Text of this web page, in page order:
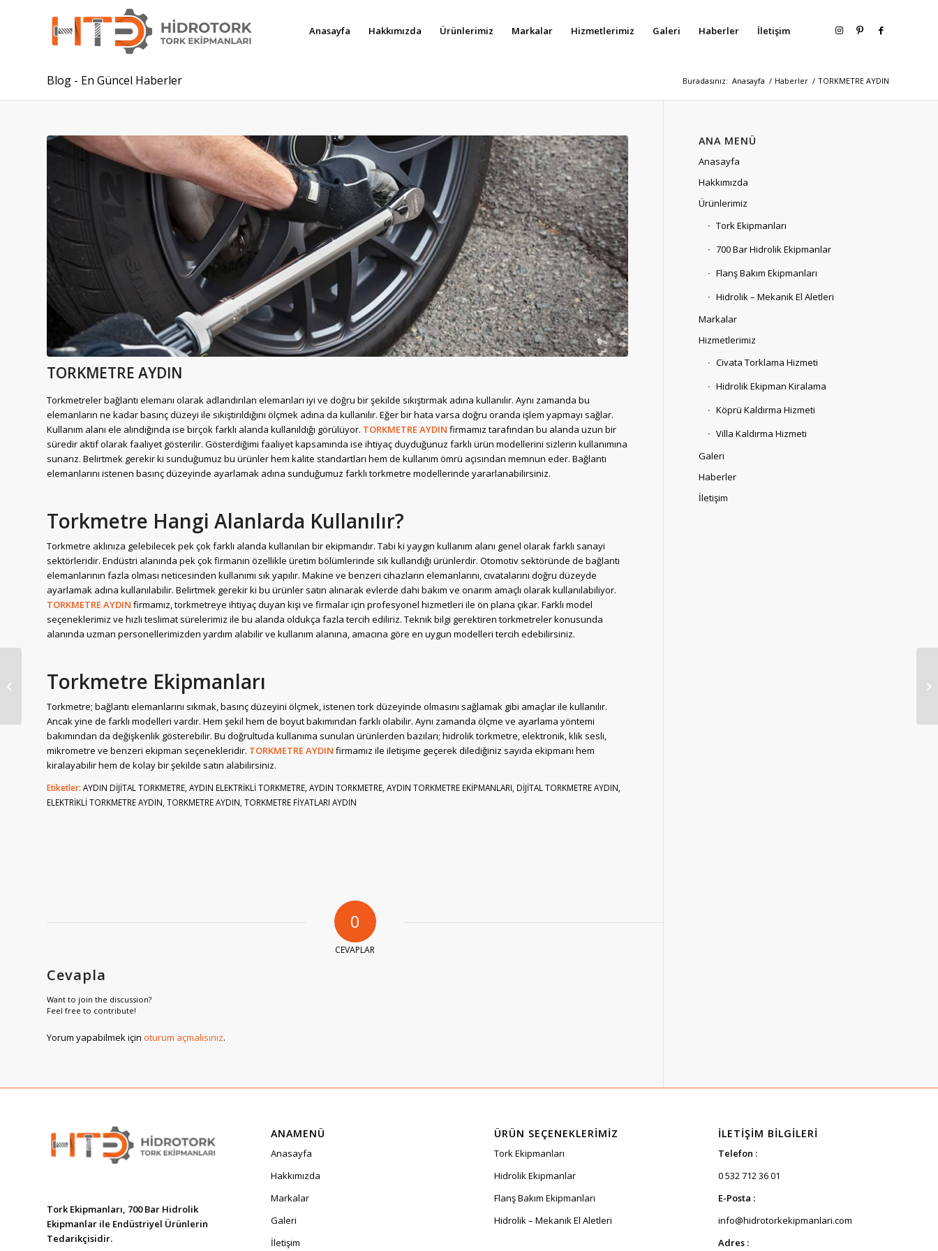
Anasayfa Hakkımızda Ürünlerimiz Markalar Hizmetlerimiz Galeri Haberler İletişim
Blog - En Güncel Haberler Buradasınız: Anasayfa / Haberler / TORKMETRE AYDIN
TORKMETRE AYDIN
Torkmetreler bağlantı elemanı olarak adlandırılan elemanları iyi ve doğru bir şekilde sıkıştırmak adına kullanılır. Aynı zamanda bu
elemanların ne kadar basınç düzeyi ile sıkıştırıldığını ölçmek adına da kullanılır. Eğer bir hata varsa doğru oranda işlem yapmayı sağlar.
Kullanım alanı ele alındığında ise birçok farklı alanda kullanıldığı görülüyor. TORKMETRE AYDIN firmamız tarafından bu alanda uzun bir
süredir aktif olarak faaliyet gösterilir. Gösterdiğimi faaliyet kapsamında ise ihtiyaç duyduğunuz farklı ürün modellerini sizlerin kullanımına
sunarız. Belirtmek gerekir ki sunduğumuz bu ürünler hem kalite standartları hem de kullanım ömrü açısından memnun eder. Bağlantı
elemanlarını istenen basınç düzeyinde ayarlamak adına sunduğumuz farklı torkmetre modellerinde yararlanabilirsiniz.
Torkmetre Hangi Alanlarda Kullanılır?
Torkmetre aklınıza gelebilecek pek çok farklı alanda kullanılan bir ekipmandır. Tabi ki yaygın kullanım alanı genel olarak farklı sanayi
sektörleridir. Endüstri alanında pek çok firmanın özellikle üretim bölümlerinde sık kullandığı ürünlerdir. Otomotiv sektöründe de bağlantı
elemanlarının fazla olması neticesinden kullanımı sık yapılır. Makine ve benzeri cihazların elemanlarını, cıvatalarını doğru düzeyde
ayarlamak adına kullanılabilir. Belirtmek gerekir ki bu ürünler satın alınarak evlerde dahi bakım ve onarım amaçlı olarak kullanılabiliyor.
TORKMETRE AYDIN firmamız, torkmetreye ihtiyaç duyan kişi ve firmalar için profesyonel hizmetleri ile ön plana çıkar. Farklı model
seçeneklerimiz ve hızlı teslimat sürelerimiz ile bu alanda oldukça fazla tercih ediliriz. Teknik bilgi gerektiren torkmetreler konusunda
alanında uzman personellerimizden yardım alabilir ve kullanım alanına, amacına göre en uygun modelleri tercih edebilirsiniz.
Torkmetre Ekipmanları
Torkmetre; bağlantı elemanlarını sıkmak, basınç düzeyini ölçmek, istenen tork düzeyinde olmasını sağlamak gibi amaçlar ile kullanılır.
Ancak yine de farklı modelleri vardır. Hem şekil hem de boyut bakımından farklı olabilir. Aynı zamanda ölçme ve ayarlama yöntemi
bakımından da değişkenlik gösterebilir. Bu doğrultuda kullanıma sunulan ürünlerden bazıları; hidrolik torkmetre, elektronik, klik sesli,
mikrometre ve benzeri ekipman seçenekleridir. TORKMETRE AYDIN firmamız ile iletişime geçerek dilediğiniz sayıda ekipmanı hem
kiralayabilir hem de kolay bir şekilde satın alabilirsiniz.
Etiketler: AYDIN DİJİTAL TORKMETRE AYDIN ELEKTRİKLİ TORKMETRE AYDIN TORKMETRE AYDIN TORKMETRE EKİPMANLARI DİJİTAL TORKMETRE AYDIN
ELEKTRİKLİ TORKMETRE AYDIN TORKMETRE AYDIN TORKMETRE FİYATLARI AYDIN
0
CEVAPLAR
Cevapla
Want to join the discussion?
Feel free to contribute!
Yorum yapabilmek için oturum açmalısınız.
ANA MENÜ
Anasayfa
Hakkımızda
Ürünlerimiz
Tork Ekipmanları
700 Bar Hidrolik Ekipmanlar
Flanş Bakım Ekipmanları
Hidrolik – Mekanik El Aletleri
Markalar
Hizmetlerimiz
Civata Torklama Hizmeti
Hidrolik Ekipman Kiralama
Köprü Kaldırma Hizmeti
Villa Kaldırma Hizmeti
Galeri
Haberler
İletişim
Tork Ekipmanları, 700 Bar Hidrolik
Ekipmanlar ile Endüstriyel Ürünlerin
Tedarikçisidir.
ANAMENÜ
Anasayfa
Hakkımızda
Markalar
Galeri
İletişim
ÜRÜN SEÇENEKLERIMIZ
Tork Ekipmanları
Hidrolik Ekipmanlar
Flanş Bakım Ekipmanları
Hidrolik – Mekanik El Aletleri
İLETIŞIM BILGILERI
Telefon :
0 532 712 36 01
E-Posta :
info@hidrotorkekipmanlari.com
Adres :
TORKMETRE KÜTAHYA